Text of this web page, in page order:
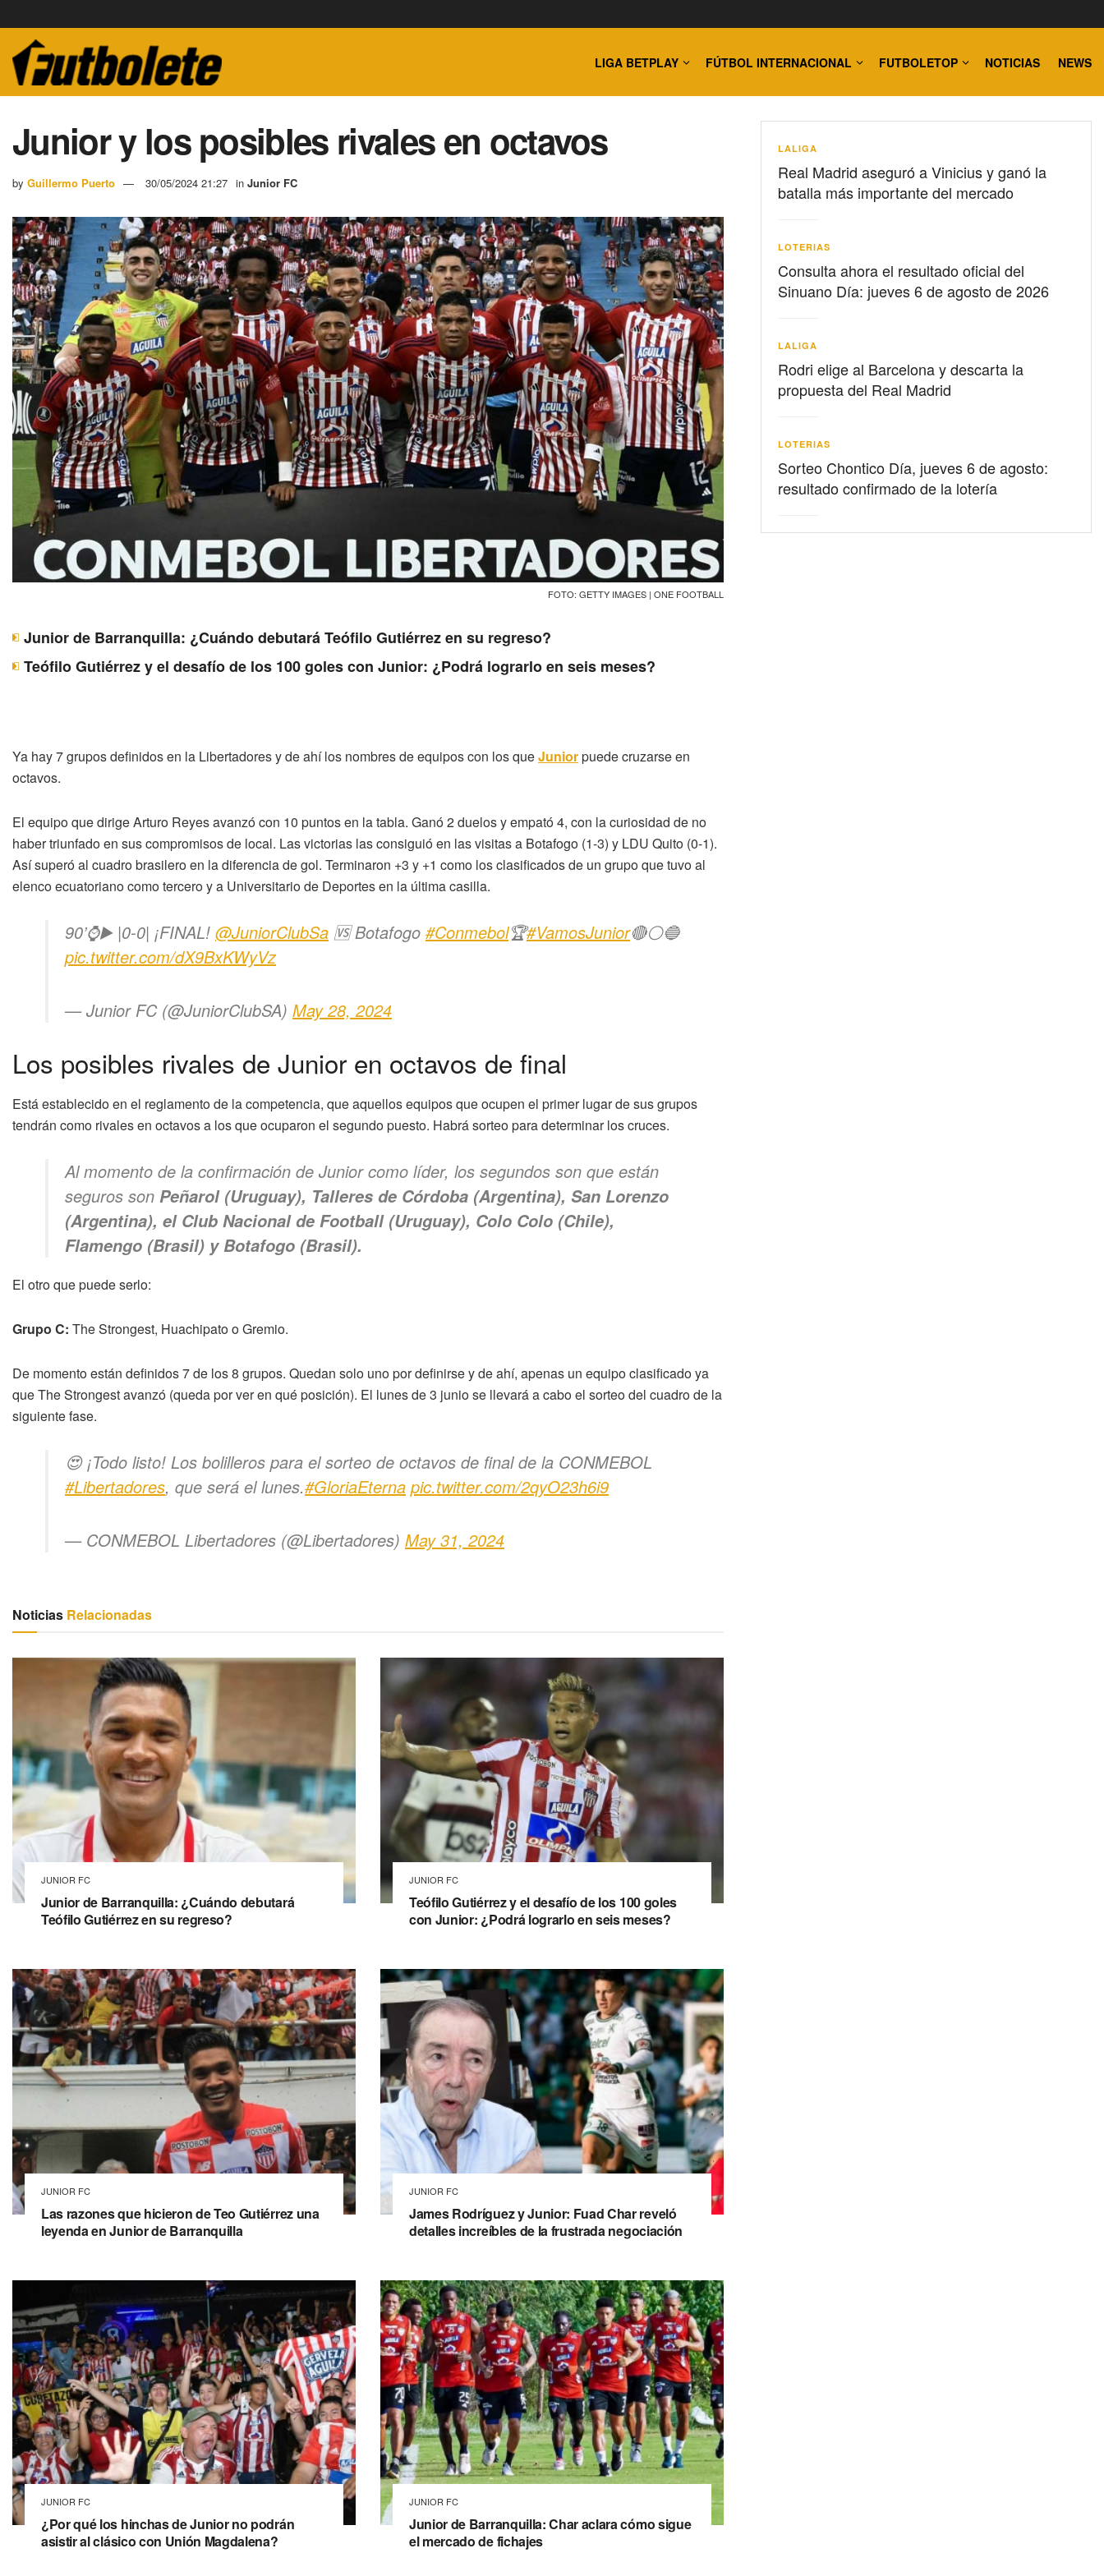
LIGA BETPLAY FÚTBOL INTERNACIONAL FUTBOLETOP NOTICIAS NEWS
Junior y los posibles rivales en octavos
by Guillermo Puerto 30/05/2024 21:27 in Junior FC
FOTO: GETTY IMAGES | ONE FOOTBALL
Junior de Barranquilla: ¿Cuándo debutará Teófilo Gutiérrez en su regreso?
Teófilo Gutiérrez y el desafío de los 100 goles con Junior: ¿Podrá lograrlo en seis meses?
Ya hay 7 grupos definidos en la Libertadores y de ahí los nombres de equipos con los queJuniorpuede cruzarse en
octavos.
El equipo que dirige Arturo Reyes avanzó con 10 puntos en la tabla. Ganó 2 duelos y empató 4, con la curiosidad de no
haber triunfado en sus compromisos de local. Las victorias las consiguió en las visitas a Botafogo (1-3) y LDU Quito (0-1).
Así superó al cuadro brasilero en la diferencia de gol. Terminaron +3 y +1 como los clasificados de un grupo que tuvo al
elenco ecuatoriano como tercero y a Universitario de Deportes en la última casilla.
90’⌚▶️ |0-0| ¡FINAL! @JuniorClubSa 🆚 Botafogo #Conmebol🏆#VamosJunior🔴⚪🔵
pic.twitter.com/dX9BxKWyVz
— Junior FC (@JuniorClubSA) May 28, 2024
Los posibles rivales de Junior en octavos de final
Está establecido en el reglamento de la competencia, que aquellos equipos que ocupen el primer lugar de sus grupos
tendrán como rivales en octavos a los que ocuparon el segundo puesto. Habrá sorteo para determinar los cruces.
Al momento de la confirmación de Junior como líder, los segundos son que están
seguros son Peñarol (Uruguay), Talleres de Córdoba (Argentina), San Lorenzo
(Argentina), el Club Nacional de Football (Uruguay), Colo Colo (Chile),
Flamengo (Brasil) y Botafogo (Brasil).
El otro que puede serlo:
Grupo C: The Strongest, Huachipato o Gremio.
De momento están definidos 7 de los 8 grupos. Quedan solo uno por definirse y de ahí, apenas un equipo clasificado ya
que The Strongest avanzó (queda por ver en qué posición). El lunes de 3 junio se llevará a cabo el sorteo del cuadro de la
siguiente fase.
😍 ¡Todo listo! Los bolilleros para el sorteo de octavos de final de la CONMEBOL
#Libertadores, que será el lunes.#GloriaEterna pic.twitter.com/2qyO23h6i9
— CONMEBOL Libertadores (@Libertadores) May 31, 2024
Noticias Relacionadas
JUNIOR FC
Junior de Barranquilla: ¿Cuándo debutará
Teófilo Gutiérrez en su regreso?
JUNIOR FC
Teófilo Gutiérrez y el desafío de los 100 goles
con Junior: ¿Podrá lograrlo en seis meses?
JUNIOR FC
Las razones que hicieron de Teo Gutiérrez una
leyenda en Junior de Barranquilla
JUNIOR FC
James Rodríguez y Junior: Fuad Char reveló
detalles increíbles de la frustrada negociación
JUNIOR FC
¿Por qué los hinchas de Junior no podrán
asistir al clásico con Unión Magdalena?
JUNIOR FC
Junior de Barranquilla: Char aclara cómo sigue
el mercado de fichajes
LALIGA
Real Madrid aseguró a Vinicius y ganó la
batalla más importante del mercado
LOTERIAS
Consulta ahora el resultado oficial del
Sinuano Día: jueves 6 de agosto de 2026
LALIGA
Rodri elige al Barcelona y descarta la
propuesta del Real Madrid
LOTERIAS
Sorteo Chontico Día, jueves 6 de agosto:
resultado confirmado de la lotería